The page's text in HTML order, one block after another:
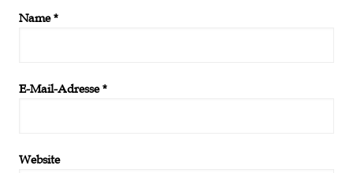
Name*
E-Mail-Adresse*
Website